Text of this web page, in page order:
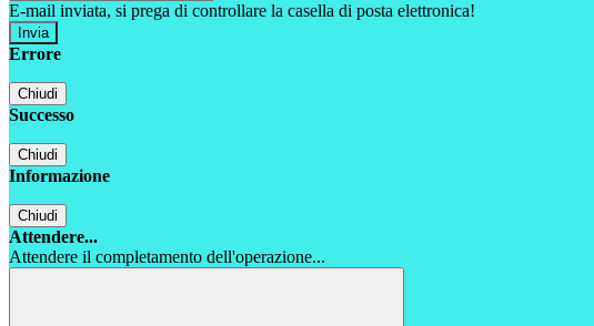
E-mail inviata, si prega di controllare la casella di posta elettronica!
Errore
Chiudi
Successo
Chiudi
Informazione
Chiudi
Attendere...
Attendere il completamento dell'operazione...